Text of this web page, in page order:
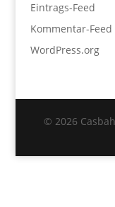
Eintrags-Feed
Kommentar-Feed
WordPress.org
© 2026